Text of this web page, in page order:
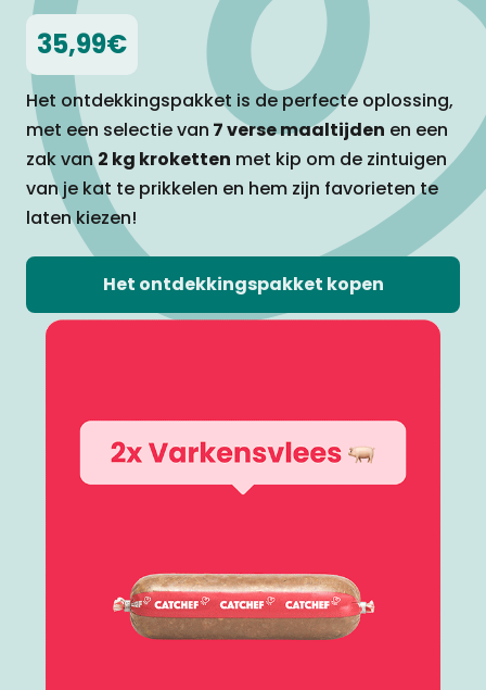
35,99€
Het ontdekkingspakket is de perfecte oplossing,
met een selectie van 7 versemaaltijden en een
zak van2 kg kroketten met kip om de zintuigen
van je kat te prikkelen en hem zijn favorieten te
laten kiezen!
Het ontdekkingspakket kopen